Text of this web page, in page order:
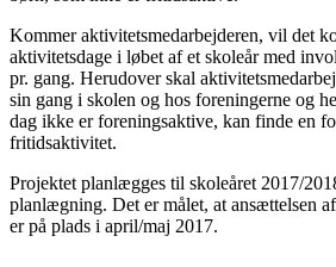
Kommer aktivitetsmedarbejderen, vil det
aktivitetsdage i løbet af et skoleår med
pr. gang. Herudover skal
sin gang i skolen og hos foreningerne og
dag ikke er foreningsaktive, kan finde en
fritidsaktivitet.
Projektet planlægges til skoleåret 2017/
planlægning. Det er målet, at ansættelsen
er på plads i april/maj 2017.